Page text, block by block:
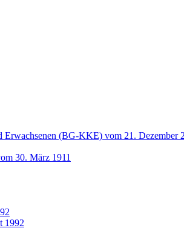
Erwachsenen (BG-KKE) vom 21. Dezember
30. März 1911
1992